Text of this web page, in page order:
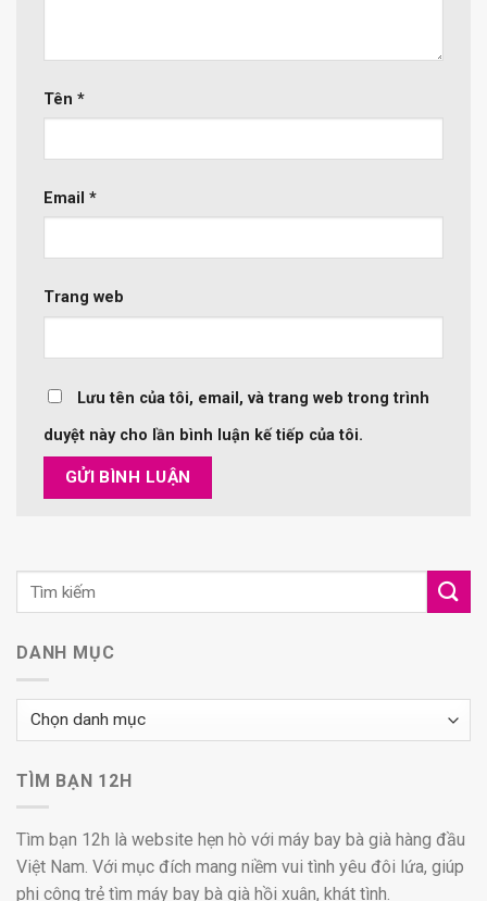
Tên *
Email *
Trang web
Lưu tên của tôi, email, và trang web trong trình
duyệt này cho lần bình luận kế tiếp của tôi.
DANH MỤC
Danh
TÌM BẠN 12H
Tìm bạn 12h là website hẹn hò với máy bay bà già hàng đầu
Việt Nam. Với mục đích mang niềm vui tình yêu đôi lứa, giúp
phi công trẻ tìm máy bay bà già hồi xuân, khát tình.